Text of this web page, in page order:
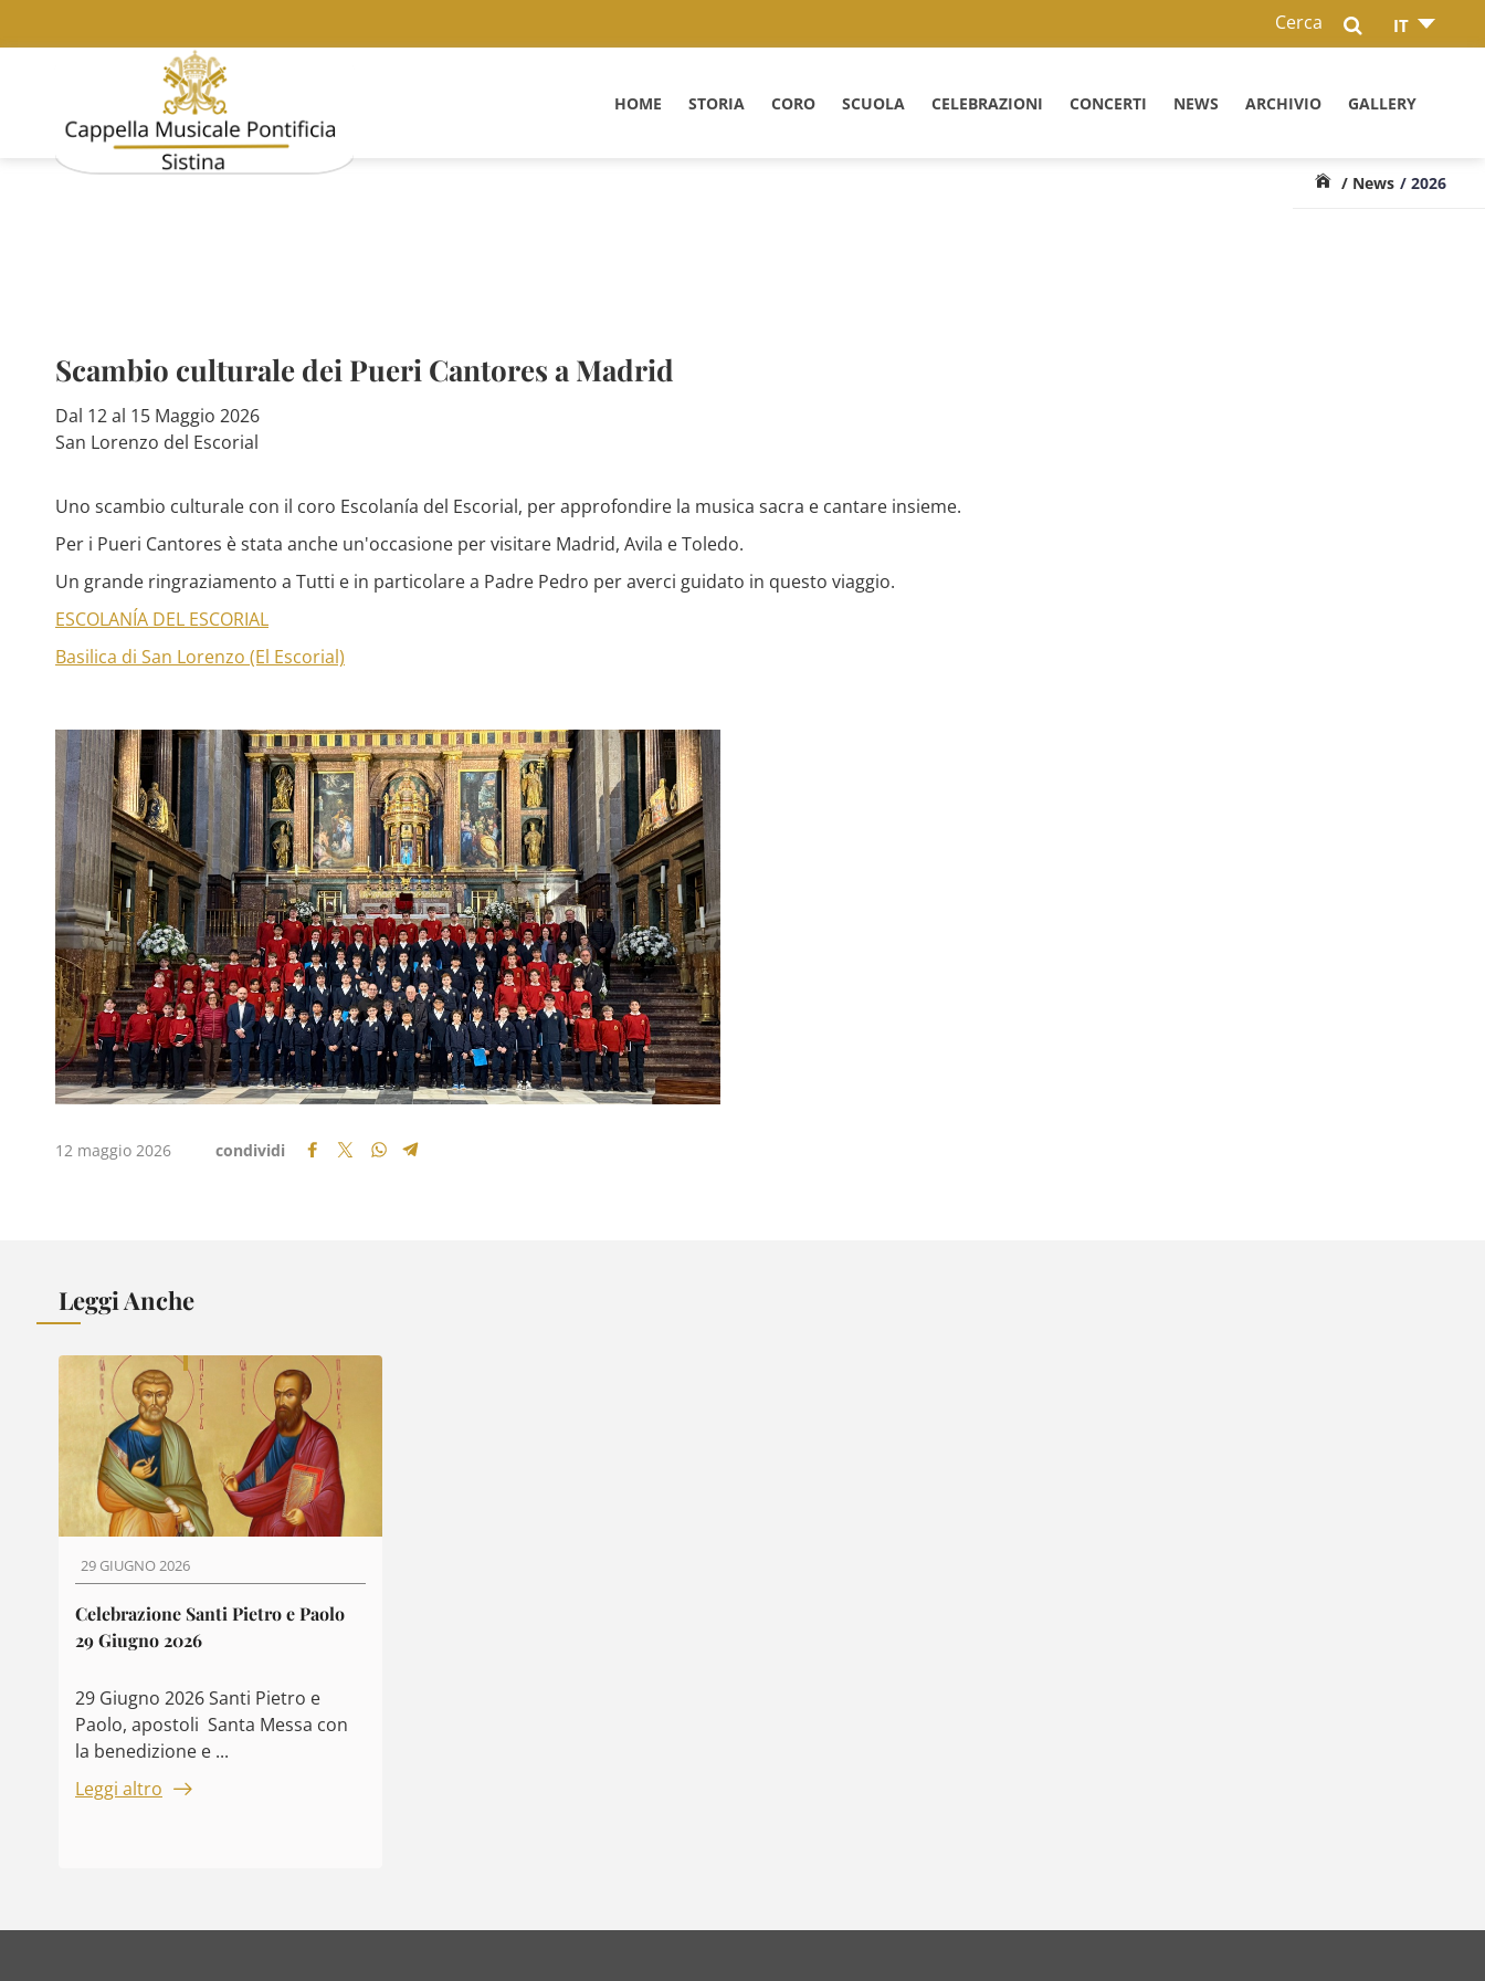
IT
Cerca
HOME STORIA CORO SCUOLA CELEBRAZIONI CONCERTI NEWS ARCHIVIO GALLERY
/ News / 2026
Scambio culturale dei Pueri Cantores a Madrid
Dal 12 al 15 Maggio 2026
San Lorenzo del Escorial
Uno scambio culturale con il coro Escolanía del Escorial, per approfondire la musica sacra e cantare insieme.
Per i Pueri Cantores è stata anche un'occasione per visitare Madrid, Avila e Toledo.
Un grande ringraziamento a Tutti e in particolare a Padre Pedro per averci guidato in questo viaggio.
ESCOLANÍA DEL ESCORIAL
Basilica di San Lorenzo (El Escorial)
12 maggio 2026 condividi
Leggi Anche
29 GIUGNO 2026
Celebrazione Santi Pietro e Paolo
29 Giugno 2026
29 Giugno 2026 Santi Pietro e
Paolo, apostoli Santa Messa con
la benedizione e ...
Leggi altro